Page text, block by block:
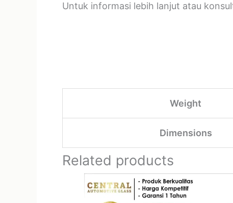
Untuk informasi lebih lanjut atau
Weight
Dimensions
Related products